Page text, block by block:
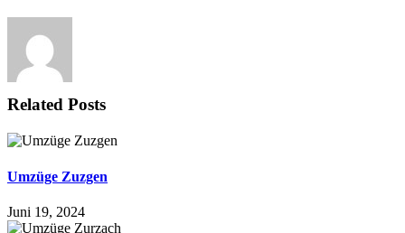
Related Posts
Umzüge Zuzgen
Juni 19, 2024